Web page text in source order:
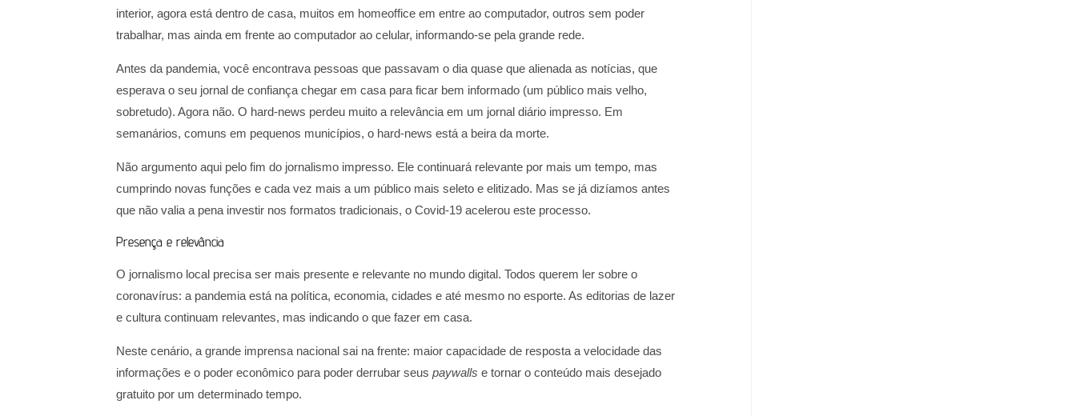
interior, agora está dentro de casa, muitos em homeoffice em entre ao computador, outros sem poder
trabalhar, mas ainda em frente ao computador ao celular, informando-se pela grande rede.
Antes da pandemia, você encontrava pessoas que passavam o dia quase que alienada as notícias, que
esperava o seu jornal de confiança chegar em casa para ficar bem informado (um público mais velho,
sobretudo). Agora não. O hard-news perdeu muito a relevância em um jornal diário impresso. Em
semanários, comuns em pequenos municípios, o hard-news está a beira da morte.
Não argumento aqui pelo fim do jornalismo impresso. Ele continuará relevante por mais um tempo, mas
cumprindo novas funções e cada vez mais a um público mais seleto e elitizado. Mas se já dizíamos antes
que não valia a pena investir nos formatos tradicionais, o Covid-19 acelerou este processo.
Presença e relevância
O jornalismo local precisa ser mais presente e relevante no mundo digital. Todos querem ler sobre o
coronavírus: a pandemia está na política, economia, cidades e até mesmo no esporte. As editorias de lazer
e cultura continuam relevantes, mas indicando o que fazer em casa.
Neste cenário, a grande imprensa nacional sai na frente: maior capacidade de resposta a velocidade das
informações e o poder econômico para poder derrubar seus paywalls e tornar o conteúdo mais desejado
gratuito por um determinado tempo.